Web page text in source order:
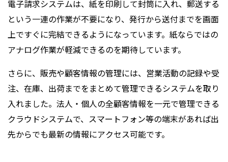
電子請求システムは、紙を印刷して封筒に入れ、郵送する
という一連の作業が不要になり、発行から送付までを画面
上ですぐに完結できるようになっています。紙ならではの
アナログ作業が軽減できるのを期待しています。
さらに、販売や顧客情報の管理には、営業活動の記録や受
注、在庫、出荷までをまとめて管理できるシステムを取り
入れました。法人・個人の全顧客情報を一元で管理できる
クラウドシステムで、スマートフォン等の端末があれば出
先からでも最新の情報にアクセス可能です。